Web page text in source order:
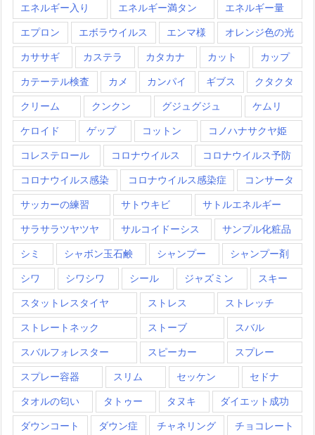
エネルギー入り エネルギー満タン エネルギー量
エプロン エボラウイルス エンマ様 オレンジ色の光
カササギ カステラ カタカナ カット カップ
カテーテル検査 カメ カンパイ ギブス クタクタ
クリーム クンクン グジュグジュ ケムリ
ケロイド ゲップ コットン コノハナサクヤ姫
コレステロール コロナウイルス コロナウイルス予防
コロナウイルス感染 コロナウイルス感染症 コンサータ
サッカーの練習 サトウキビ サトルエネルギー
サラサラツヤツヤ サルコイドーシス サンプル化粧品
シミ シャボン玉石鹸 シャンプー シャンプー剤
シワ シワシワ シール ジャズミン スキー
スタットレスタイヤ ストレス ストレッチ
ストレートネック ストーブ スバル
スバルフォレスター スピーカー スプレー
スプレー容器 スリム セッケン セドナ
タオルの匂い タトゥー タヌキ ダイエット成功
ダウンコート ダウン症 チャネリング チョコレート